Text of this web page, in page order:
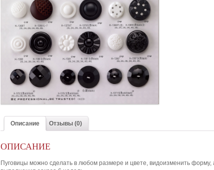
Описание Отзывы (0)
ОПИСАНИЕ
Пуговицы можно сделать в любом размере и цвете, видоизменить форму,